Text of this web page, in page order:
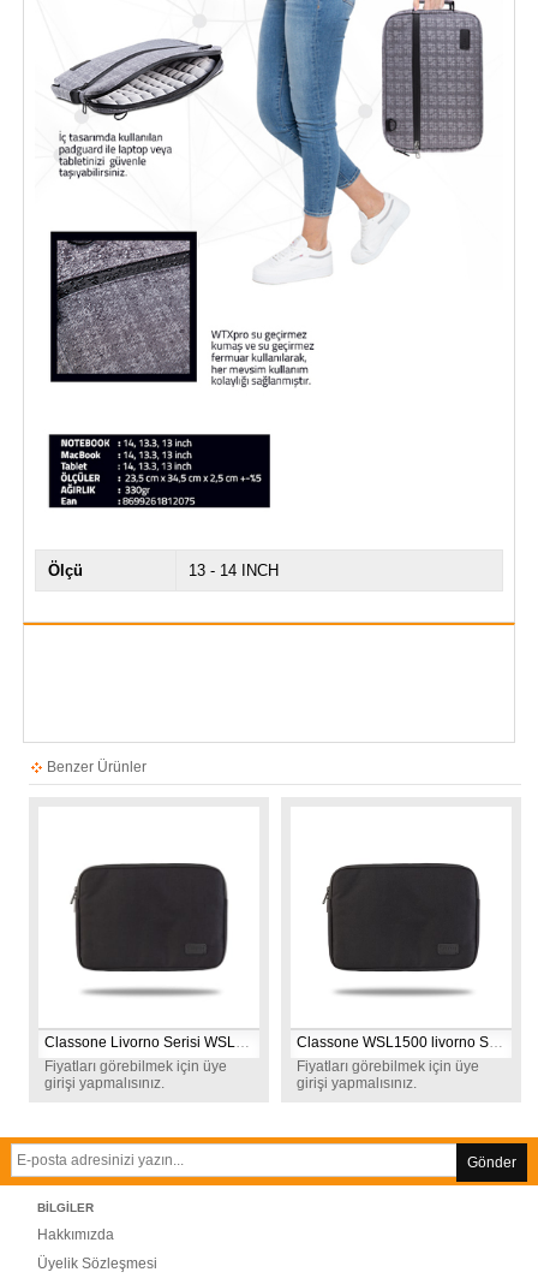
Ölçü 13 - 14 INCH
Benzer Ürünler
Fiyatları görebilmek için üye
girişi yapmalısınız.
Fiyatları görebilmek için üye
girişi yapmalısınız.
Gönder
BİLGİLER
Hakkımızda
Üyelik Sözleşmesi